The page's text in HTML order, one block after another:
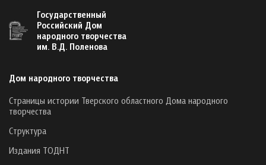
Государственный
Российский Дом
народного творчества
им. В.Д. Поленова
Дом народного творчества
Страницы истории Тверского областного Дома народного
творчества
Структура
Издания ТОДНТ